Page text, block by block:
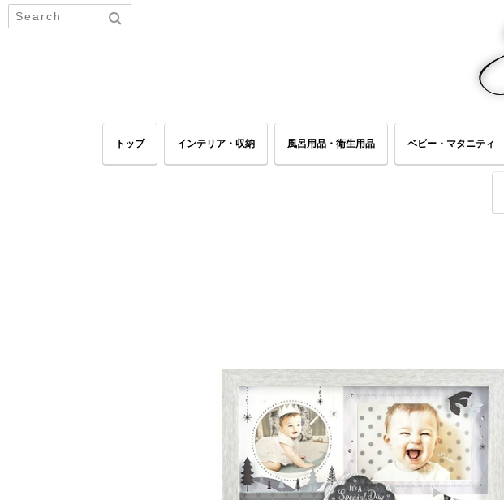
トップ インテリア・収納 風呂用品・衛生用品 ベビー・マタニティ